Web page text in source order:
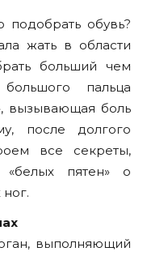
подобрать обувь?
жать в области
больший чем
пальца
вызывающая боль
после долгого
все секреты,
«белых пятен» о
ног.
выполняющий